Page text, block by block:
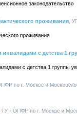
законодательство
проживания ,
проживания
с детства 1
с детства 1 группы
по г. Москве и
, ГУ - ОПФР по г. Москве и